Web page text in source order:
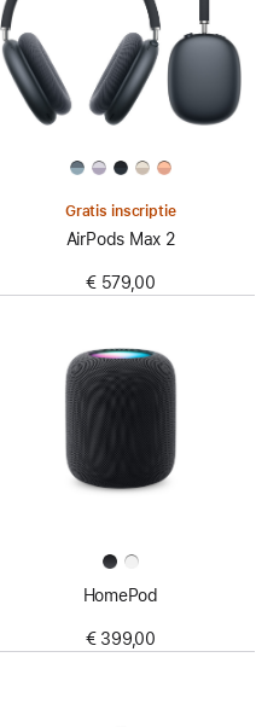
Gratis inscriptie
AirPods Max 2
€ 579,00
HomePod
€ 399,00